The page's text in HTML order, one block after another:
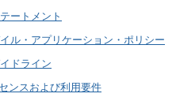
ートメント
ル・アプリケーション・ポリシー
ドライン
ンスおよび利用要件